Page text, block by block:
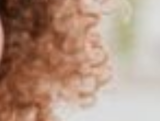
offre de service, nous nous
à votre domicile pour préparer au
démarche écoresponsable
et de circulation, en gérant la qualité
les plus chaudes. Nous recherchons